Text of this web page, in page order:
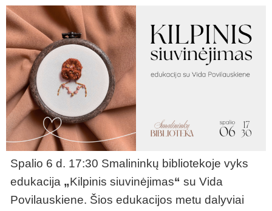
Spalio 6 d. 17:30 Smalininkų bibliotekoje vyks
edukacija „Kilpinis siuvinėjimas“su Vida
Povilauskiene. Šios edukacijos metu dalyviai